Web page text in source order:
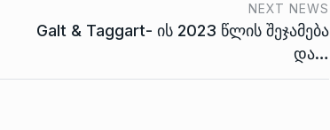
NEXT NEWS
Galt & Taggart- ის 2023 წლის შეჯამება
და…